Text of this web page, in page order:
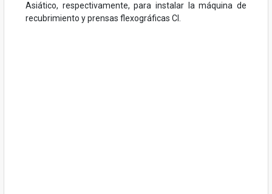
Asiático, respectivamente, para instalar la máquina de
recubrimiento y prensas flexográficas CI.